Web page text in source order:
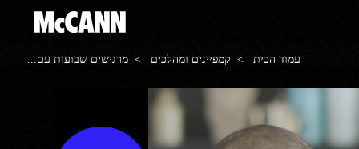
עמוד הבית> קמפיינים ומהלכים > מרגישים שבועות עם...